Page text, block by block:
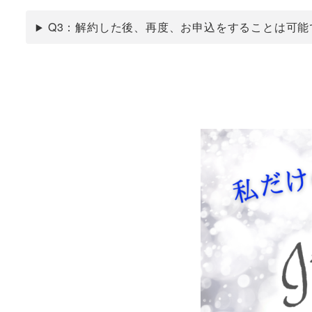
Q3：解約した後、再度、お申込をすることは可